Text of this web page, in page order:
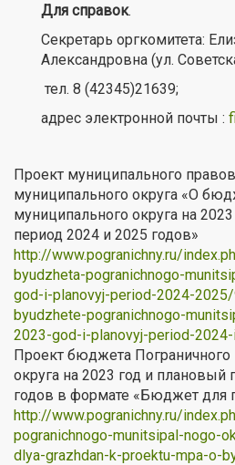
Для справок.
Секретарь оргкомитета:
Александровна (ул.
тел. 8 (42345)21639;
адрес электронной почты :
Проект муниципального
муниципального округа «О
муниципального округа на
период 2024 и 2025 годов»
http://www.pogranichny.ru/
byudzheta-pogranichnogo-
god-i-planovyj-period-2024-
byudzhete-pogranichnogo-
2023-god-i-planovyj-period-
Проект бюджета Пограничного
округа на 2023 год и плановый
годов в формате «Бюджет для
http://www.pogranichny.ru/
pogranichnogo-munitsipal-nogo-
dlya-grazhdan-k-proektu-mpa-o-